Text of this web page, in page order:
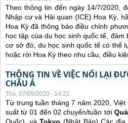
Theo thông tin đến ngày 14/7/2020,
Nhập cư và Hải quan (ICE) Hoa Kỳ,
Hoa Kỳ đã thông báo điều chỉnh
học tập của du học sinh quốc tế,
cơ sở đó, du học sinh quốc tế có thể
hoặc rời Hoa Kỳ theo nhu cầu, điều
THÔNG TIN VỀ VIỆC NỐI LẠI
CHÂU Á
Thu, 07/09/2020 - 14:22
Từ trung tuần tháng 7 năm 2020,
suất từ 01 đến 02 chuyến/tuần tới